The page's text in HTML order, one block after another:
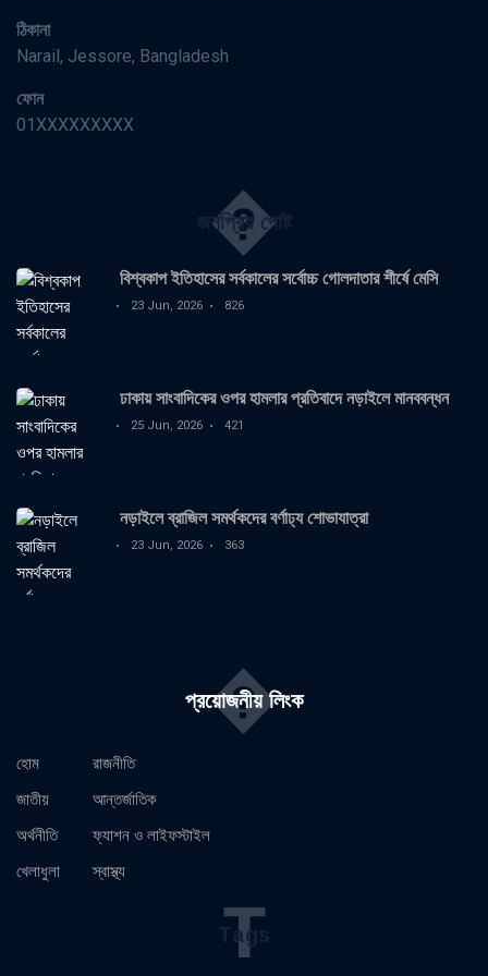
ঠিকানা
Narail, Jessore, Bangladesh
ফোন
01XXXXXXXXX
জনপ্রিয় পোষ্ট
�
বিশ্বকাপ ইতিহাসের সর্বকালের সর্বোচ্চ গোলদাতার শীর্ষে মেসি
23 Jun, 2026 826
ঢাকায় সাংবাদিকের ওপর হামলার প্রতিবাদে নড়াইলে মানববন্ধন
25 Jun, 2026 421
নড়াইলে ব্রাজিল সমর্থকদের বর্ণাঢ্য শোভাযাত্রা
23 Jun, 2026 363
প্রয়োজনীয় লিংক
�
হোম
জাতীয়
অর্থনীতি
খেলাধুলা
রাজনীতি
আন্তর্জাতিক
ফ্যাশন ও লাইফস্টাইল
স্বাস্থ্য
Tags
T